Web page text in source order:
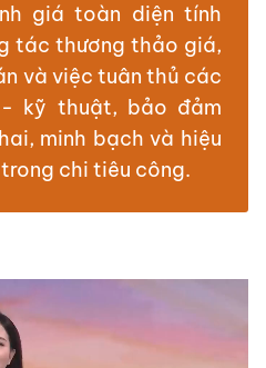
giá toàn diện tính
tác thương thảo giá,
và việc tuân thủ các
kỹ thuật, bảo đảm
minh bạch và hiệu
chi tiêu công.